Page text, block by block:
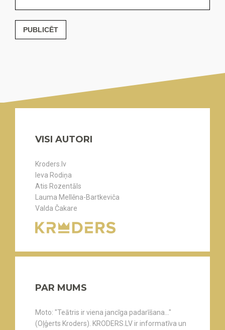
PUBLICĒT
VISI AUTORI
Kroders.lv
Ieva Rodiņa
Atis Rozentāls
Lauma Mellēna-Bartkeviča
Valda Čakare
PAR MUMS
Moto: "Teātris ir viena jancīga padarīšana..."
(Oļģerts Kroders). KRODERS.LV ir informatīva un